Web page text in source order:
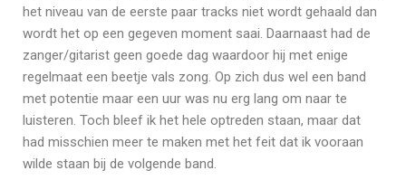
het niveau van de eerste paar tracks niet wordt gehaald dan
wordt het op een gegeven moment saai. Daarnaast had de
zanger/gitarist geen goede dag waardoor hij met enige
regelmaat een beetje vals zong. Op zich dus wel een band
met potentie maar een uur was nu erg lang om naar te
luisteren. Toch bleef ik het hele optreden staan, maar dat
had misschien meer te maken met het feit dat ik vooraan
wilde staan bij de volgende band.